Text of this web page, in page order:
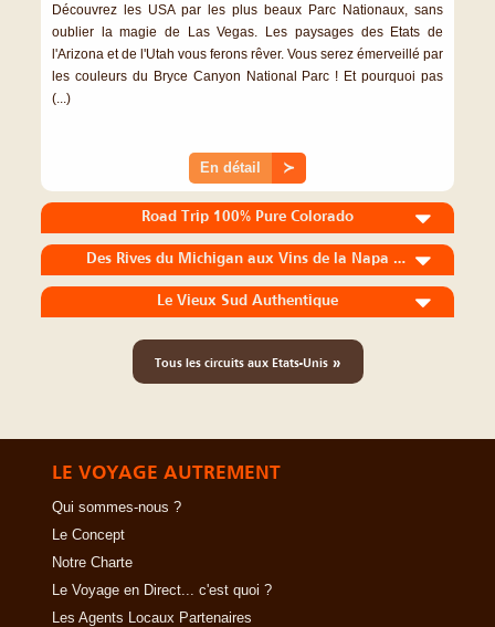
Découvrez les USA par les plus beaux Parc Nationaux, sans
oublier la magie de Las Vegas. Les paysages des Etats de
l'Arizona et de l'Utah vous ferons rêver. Vous serez émerveillé par
les couleurs du Bryce Canyon National Parc ! Et pourquoi pas
(...)
En détail ≻
Road Trip 100% Pure Colorado
Des Rives du Michigan aux Vins de la Napa Valley
Le Vieux Sud Authentique
Tous les circuits aux Etats-Unis»
LE VOYAGE AUTREMENT
Qui sommes-nous ?
Le Concept
Notre Charte
Le Voyage en Direct... c'est quoi ?
Les Agents Locaux Partenaires